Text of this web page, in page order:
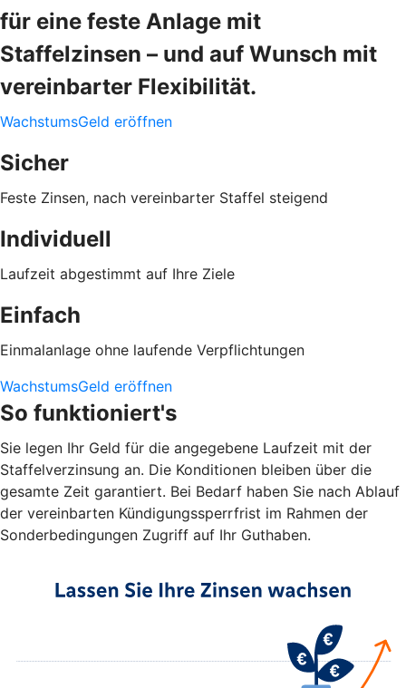
für eine feste Anlage mit
Staffelzinsen – und auf Wunsch mit
vereinbarter Flexibilität.
WachstumsGeld eröffnen
Sicher
Feste Zinsen, nach vereinbarter Staffel steigend
Individuell
Laufzeit abgestimmt auf Ihre Ziele
Einfach
Einmalanlage ohne laufende Verpflichtungen
WachstumsGeld eröffnen
So funktioniert's
Sie legen Ihr Geld für die angegebene Laufzeit mit der
Staffelverzinsung an. Die Konditionen bleiben über die
gesamte Zeit garantiert. Bei Bedarf haben Sie nach Ablauf
der vereinbarten Kündigungssperrfrist im Rahmen der
Sonderbedingungen Zugriff auf Ihr Guthaben.